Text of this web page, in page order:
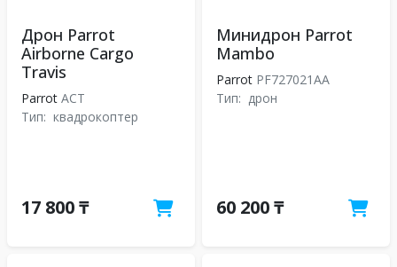
Дрон Parrot
Airborne Cargo
Travis
Parrot ACT
Тип: квадрокоптер
17 800 ₸
Минидрон Parrot
Mambo
Parrot PF727021AA
Тип: дрон
60 200 ₸